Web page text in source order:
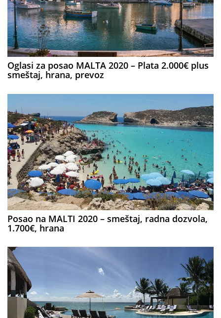
Oglasi za posao MALTA 2020 – Plata 2.000€ plus
smeštaj, hrana, prevoz
Posao na MALTI 2020 – smeštaj, radna dozvola,
1.700€, hrana